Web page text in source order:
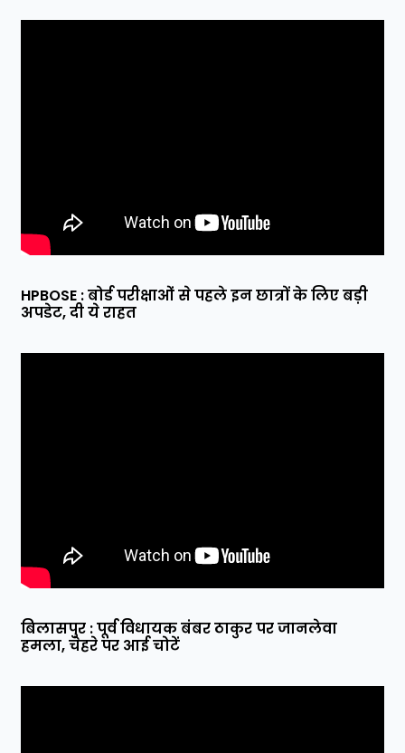
HPBOSE : बोर्ड परीक्षाओं से पहले इन छात्रों के लिए बड़ी
अपडेट, दी ये राहत
बिलासपुर : पूर्व विधायक बंबर ठाकुर पर जानलेवा
हमला, चेहरे पर आई चोटें